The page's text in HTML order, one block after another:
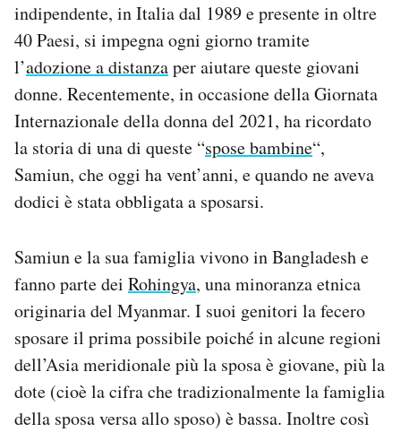
indipendente, in Italia dal 1989 e presente in oltre
40 Paesi, si impegna ogni giorno tramite
l’adozione a distanzaper aiutare queste giovani
donne. Recentemente, in occasione della Giornata
Internazionale della donna del 2021, ha ricordato
la storia di una di queste “spose bambine“,
Samiun, che oggi ha vent’anni, e quando ne aveva
dodici è stata obbligata a sposarsi.
Samiun e la sua famiglia vivono in Bangladesh e
fanno parte dei Rohingya, una minoranza etnica
originaria del Myanmar. I suoi genitori la fecero
sposare il prima possibile poiché in alcune regioni
dell’Asia meridionale più la sposa è giovane, più la
dote (cioè la cifra che tradizionalmente la famiglia
della sposa versa allo sposo) è bassa. Inoltre così